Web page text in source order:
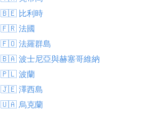
🇧🇪 比利時
🇫🇷 法國
🇫🇴 法羅群島
🇧🇦 波士尼亞與赫塞哥維納
🇵🇱 波蘭
🇯🇪 澤西島
🇺🇦 烏克蘭